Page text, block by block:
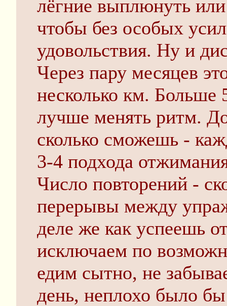
лёгние выплюнуть или
чтобы без особых
удовольствия. Ну и
Через пару месяцев
несколько км. Больше
лучше менять ритм.
сколько сможешь -
3-4 подхода
Число повторений -
перерывы между
деле же как успеешь
исключаем по
едим сытно, не
день, неплохо было